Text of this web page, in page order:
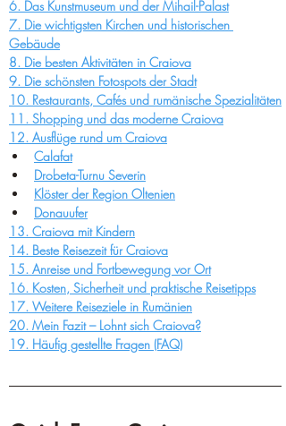
6. Das Kunstmuseum und der Mihail-Palast
7. Die wichtigsten Kirchen und historischen
Gebäude
8. Die besten Aktivitäten in Craiova
9. Die schönsten Fotospots der Stadt
10. Restaurants, Cafés und rumänische Spezialitäten
11. Shopping und das moderne Craiova
12. Ausflüge rund um Craiova
Calafat
Drobeta-Turnu Severin
Klöster der Region Oltenien
Donauufer
13. Craiova mit Kindern
14. Beste Reisezeit für Craiova
15. Anreise und Fortbewegung vor Ort
16. Kosten, Sicherheit und praktische Reisetipps
17. Weitere Reiseziele in Rumänien
20. Mein Fazit – Lohnt sich Craiova?
19. Häufig gestellte Fragen (FAQ)